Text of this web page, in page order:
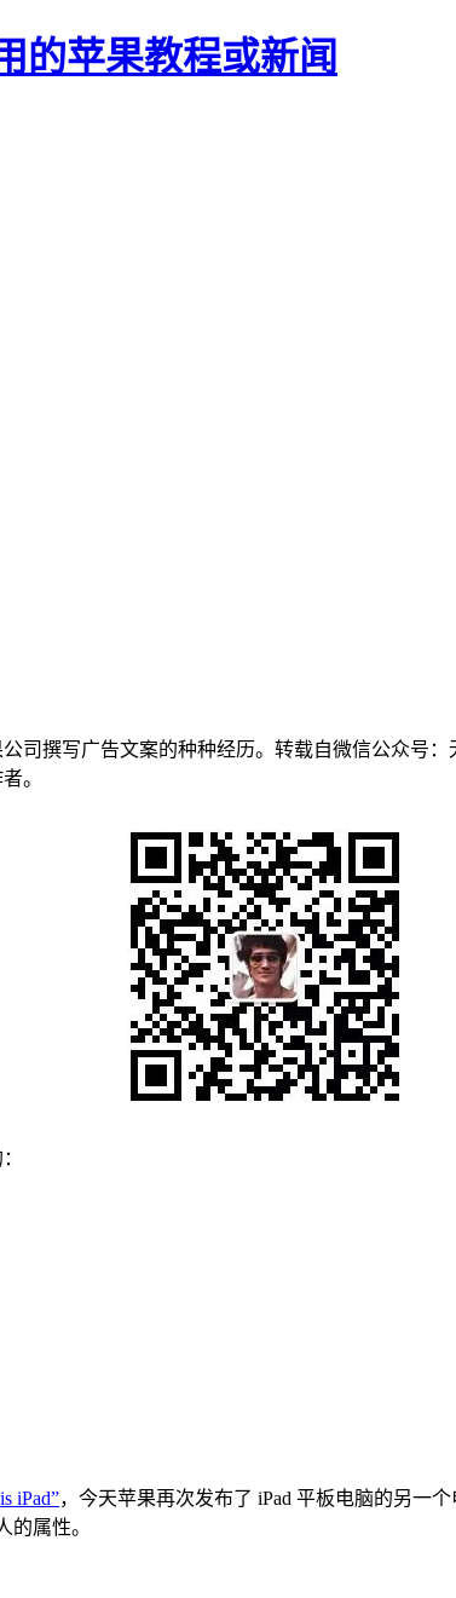
的苹果教程或新闻
司撰写广告文案的种种经历。转载自微信公众号
。
iPad”，今天苹果再次发布了 iPad 平板电脑的另一
的属性。